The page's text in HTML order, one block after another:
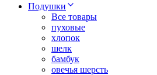
Подушки
Все товары
пуховые
хлопок
шелк
бамбук
овечья шерсть